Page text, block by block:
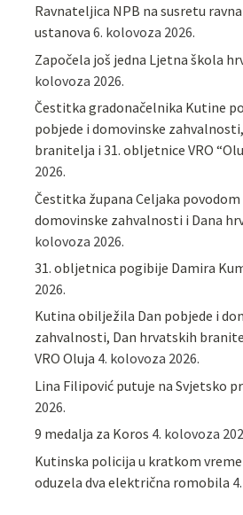
Ravnateljica NPB na susretu
ustanova 6. kolovoza 2026.
Započela još jedna Ljetna škola
kolovoza 2026.
Čestitka gradonačelnika Kutine
pobjede i domovinske
branitelja i 31. obljetnice VRO
2026.
Čestitka župana Celjaka povodom
domovinske zahvalnosti i Dana
kolovoza 2026.
31. obljetnica pogibije Damira
2026.
Kutina obilježila Dan pobjede i
zahvalnosti, Dan hrvatskih
VRO Oluja 4. kolovoza 2026.
Lina Filipović putuje na Svjetsko
2026.
9 medalja za Koros 4. kolovoza
Kutinska policija u kratkom
oduzela dva električna romobila